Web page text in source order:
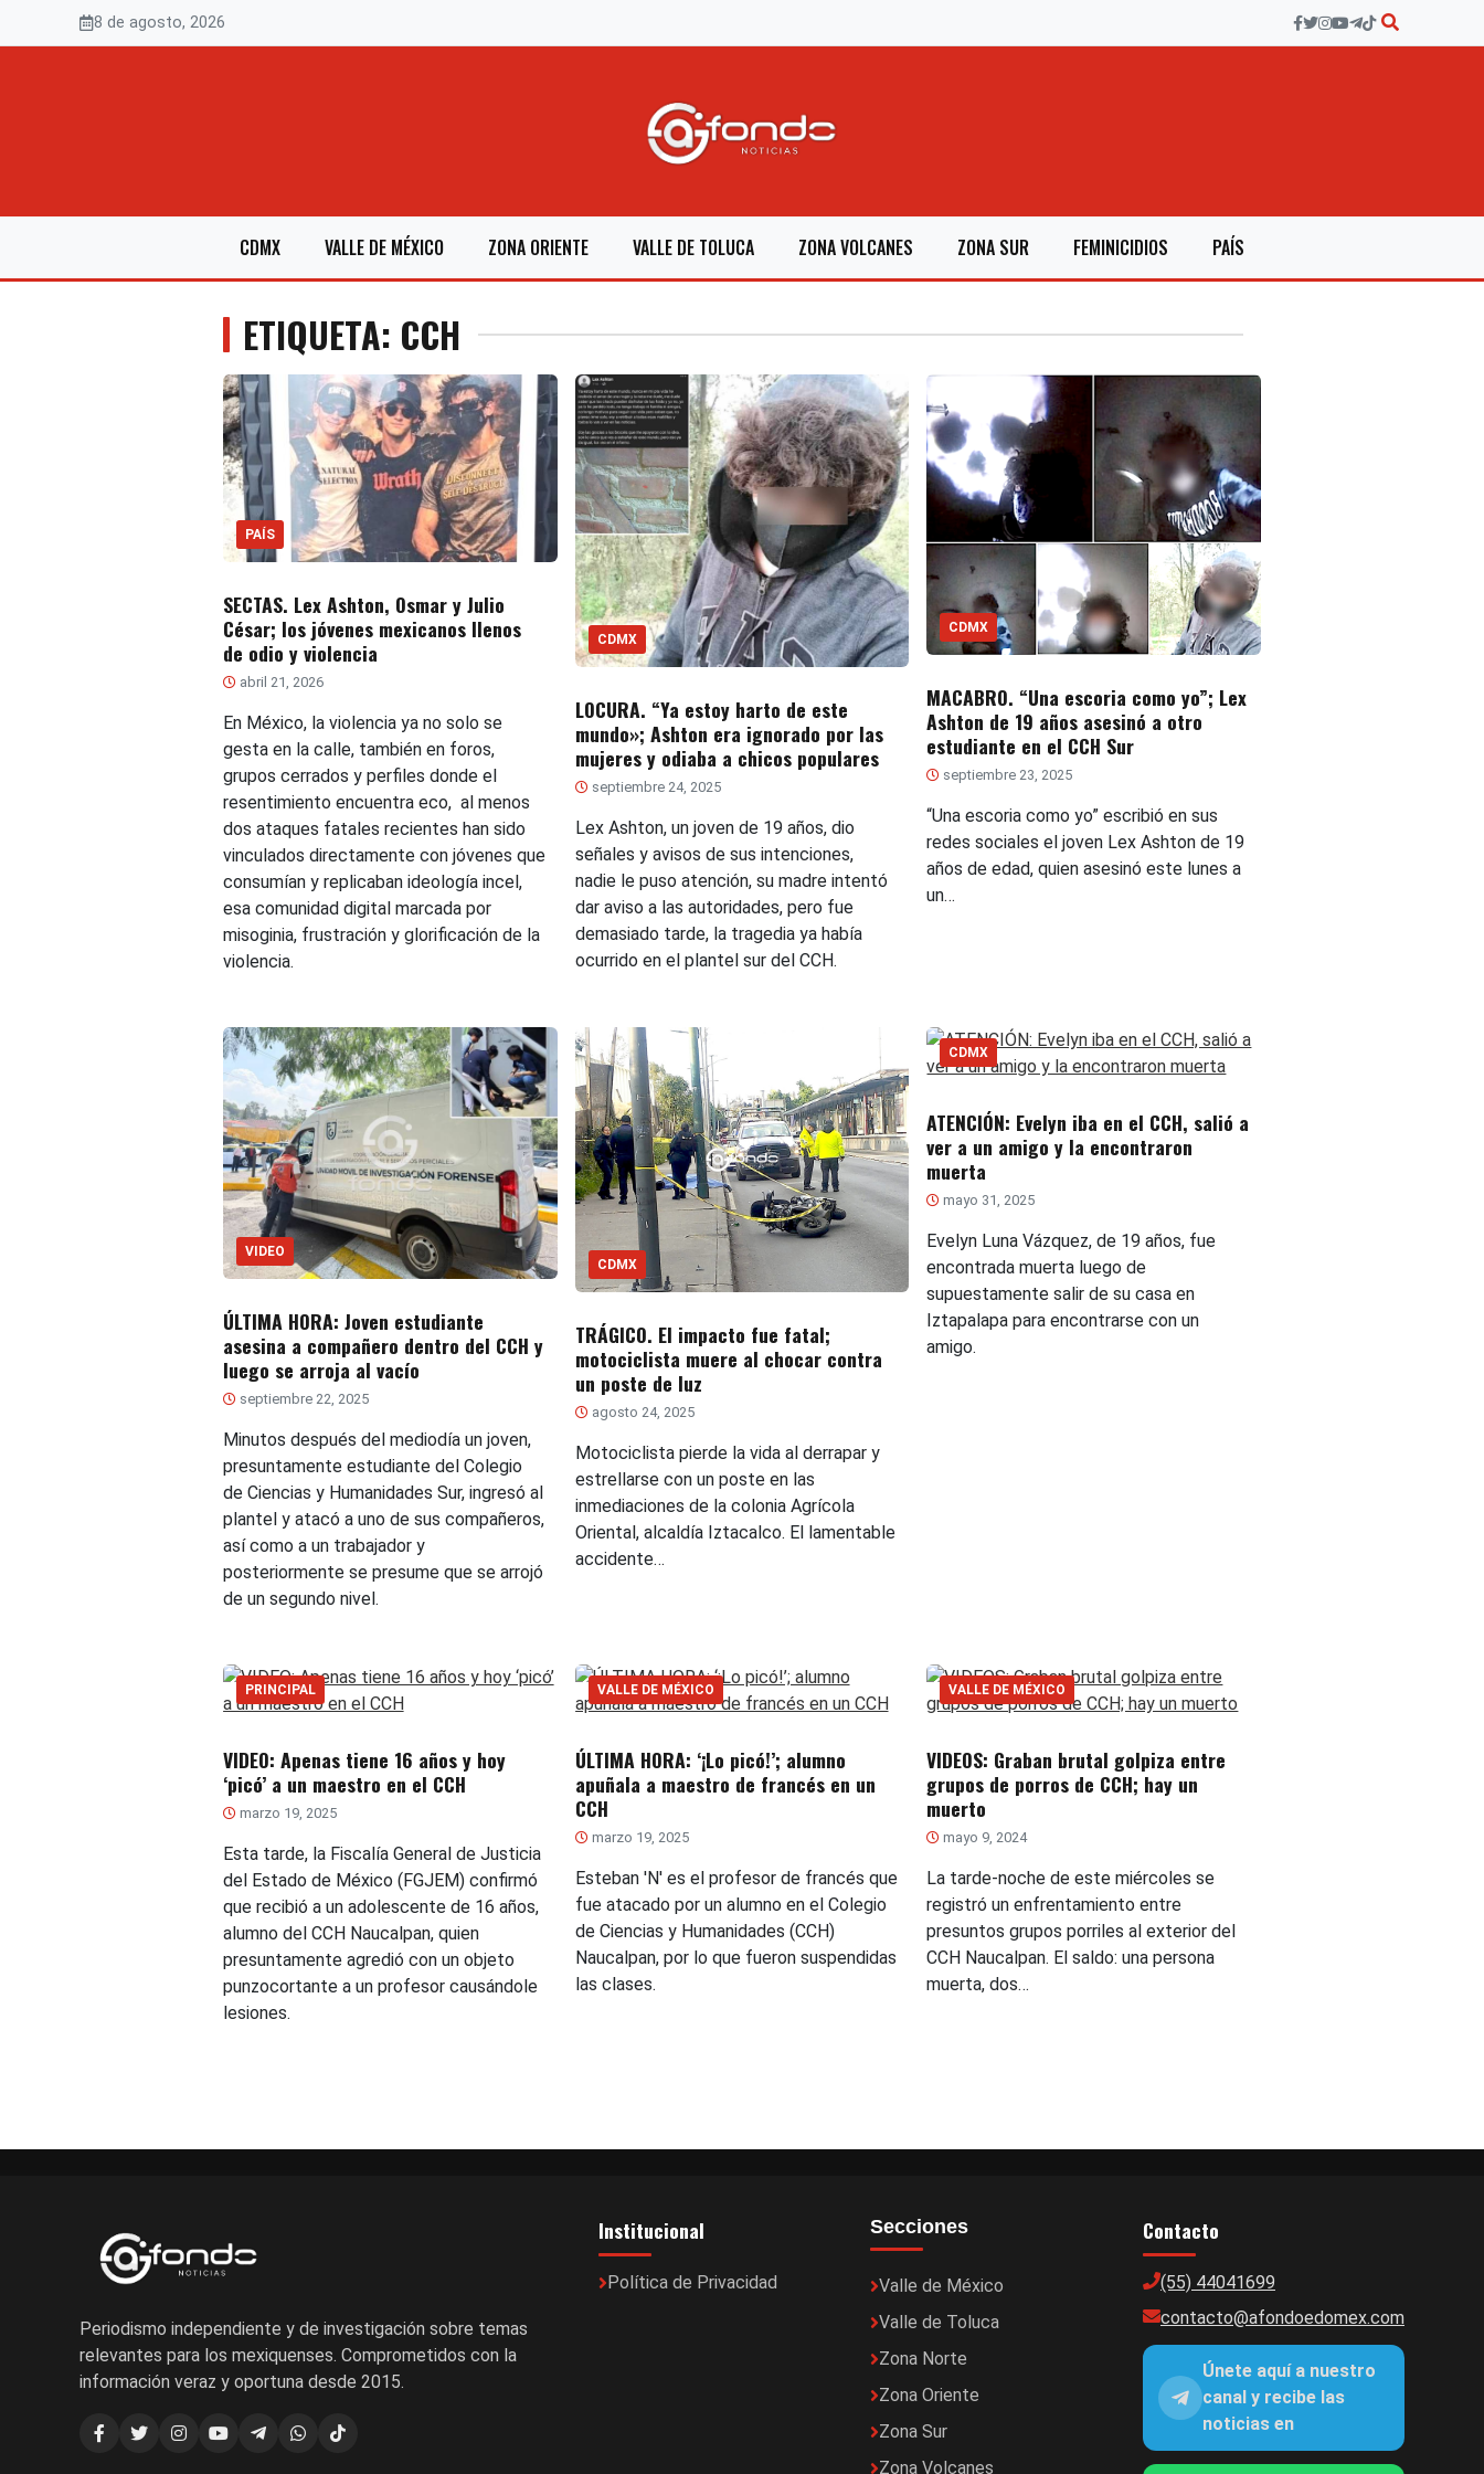
8 de agosto, 2026
CDMX VALLE DE MÉXICO ZONA ORIENTE VALLE DE TOLUCA ZONA VOLCANES ZONA SUR FEMINICIDIOS PAÍS
ETIQUETA: CCH
PAÍS
SECTAS. Lex Ashton, Osmar y Julio
César; los jóvenes mexicanos llenos
de odio y violencia
abril 21, 2026
En México, la violencia ya no solo se
gesta en la calle, también en foros,
grupos cerrados y perfiles donde el
resentimiento encuentra eco, al menos
dos ataques fatales recientes han sido
vinculados directamente con jóvenes que
consumían y replicaban ideología incel,
esa comunidad digital marcada por
misoginia, frustración y glorificación de la
violencia.
CDMX
LOCURA. “Ya estoy harto de este
mundo»; Ashton era ignorado por las
mujeres y odiaba a chicos populares
septiembre 24, 2025
Lex Ashton, un joven de 19 años, dio
señales y avisos de sus intenciones,
nadie le puso atención, su madre intentó
dar aviso a las autoridades, pero fue
demasiado tarde, la tragedia ya había
ocurrido en el plantel sur del CCH.
CDMX
MACABRO. “Una escoria como yo”; Lex
Ashton de 19 años asesinó a otro
estudiante en el CCH Sur
septiembre 23, 2025
“Una escoria como yo” escribió en sus
redes sociales el joven Lex Ashton de 19
años de edad, quien asesinó este lunes a
un…
VIDEO
ÚLTIMA HORA: Joven estudiante
asesina a compañero dentro del CCH y
luego se arroja al vacío
septiembre 22, 2025
Minutos después del mediodía un joven,
presuntamente estudiante del Colegio
de Ciencias y Humanidades Sur, ingresó al
plantel y atacó a uno de sus compañeros,
así como a un trabajador y
posteriormente se presume que se arrojó
de un segundo nivel.
CDMX
TRÁGICO. El impacto fue fatal;
motociclista muere al chocar contra
un poste de luz
agosto 24, 2025
Motociclista pierde la vida al derrapar y
estrellarse con un poste en las
inmediaciones de la colonia Agrícola
Oriental, alcaldía Iztacalco. El lamentable
accidente…
CDMX
ATENCIÓN: Evelyn iba en el CCH, salió a
ver a un amigo y la encontraron
muerta
mayo 31, 2025
Evelyn Luna Vázquez, de 19 años, fue
encontrada muerta luego de
supuestamente salir de su casa en
Iztapalapa para encontrarse con un
amigo.
PRINCIPAL
VIDEO: Apenas tiene 16 años y hoy
‘picó’ a un maestro en el CCH
marzo 19, 2025
Esta tarde, la Fiscalía General de Justicia
del Estado de México (FGJEM) confirmó
que recibió a un adolescente de 16 años,
alumno del CCH Naucalpan, quien
presuntamente agredió con un objeto
punzocortante a un profesor causándole
lesiones.
VALLE DE MÉXICO
ÚLTIMA HORA: ‘¡Lo picó!’; alumno
apuñala a maestro de francés en un
CCH
marzo 19, 2025
Esteban 'N' es el profesor de francés que
fue atacado por un alumno en el Colegio
de Ciencias y Humanidades (CCH)
Naucalpan, por lo que fueron suspendidas
las clases.
VALLE DE MÉXICO
VIDEOS: Graban brutal golpiza entre
grupos de porros de CCH; hay un
muerto
mayo 9, 2024
La tarde-noche de este miércoles se
registró un enfrentamiento entre
presuntos grupos porriles al exterior del
CCH Naucalpan. El saldo: una persona
muerta, dos…
Periodismo independiente y de investigación sobre temas
relevantes para los mexiquenses. Comprometidos con la
información veraz y oportuna desde 2015.
Institucional
Política de Privacidad
Secciones
Valle de México
Valle de Toluca
Zona Norte
Zona Oriente
Zona Sur
Zona Volcanes
Contacto
(55) 44041699
contacto@afondoedomex.com
Únete aquí a nuestro
canal y recibe las
noticias en